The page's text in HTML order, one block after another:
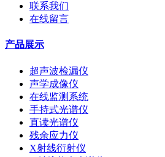
联系我们
在线留言
产品展示
超声波检漏仪
声学成像仪
在线监测系统
手持式光谱仪
直读光谱仪
残余应力仪
X射线衍射仪